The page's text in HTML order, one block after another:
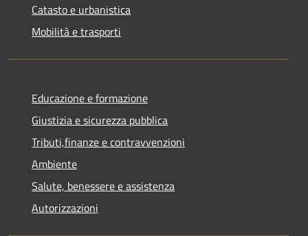
Catasto e urbanistica
Mobilità e trasporti
Educazione e formazione
Giustizia e sicurezza pubblica
Tributi,finanze e contravvenzioni
Ambiente
Salute, benessere e assistenza
Autorizzazioni